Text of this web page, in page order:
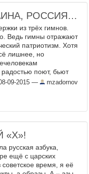
РОССИЯ…
из трёх гимнов.
Ведь гимны отражают
патриотизм. Хотя
лишнее, но
поют, бьют
волосы от
Отрывки из ги ...
09-2015 — mzadornov
«Х»!
русская азбука,
ещё с царских
время, я её